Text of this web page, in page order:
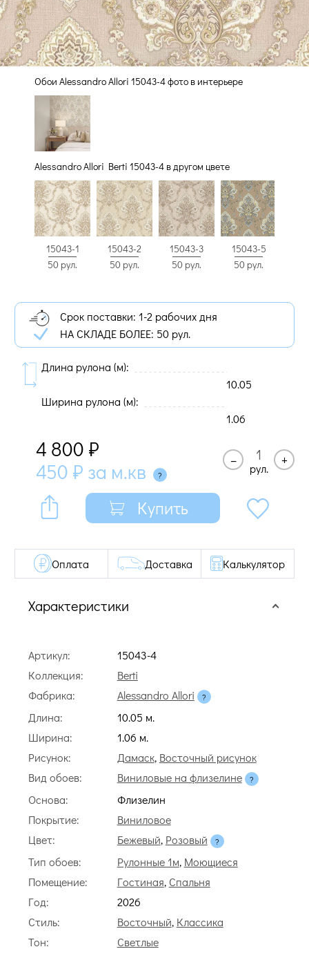
Обои Alessandro Allori 15043-4 фото в интерьере
Alessandro Allori Berti 15043-4 в другом цвете
15043-1
50 рул.
15043-2
50 рул.
15043-3
50 рул.
15043-5
50 рул.
Срок поставки: 1-2 рабочих дня
НА СКЛАДЕ БОЛЕЕ: 50 рул.
Длина рулона (м):
10.05
Ширина рулона (м):
1.06
4 800 ₽
450 ₽ за м.кв –
рул.
+
Купить
Характеристики
Артикул:
15043-4
Коллекция:
Berti
Фабрика:
Alessandro Allori
Длина:
10.05 м.
Ширина:
1.06 м.
Рисунок:
Дамаск, Восточный рисунок
Вид обоев:
Виниловые на флизелине
Основа:
Флизелин
Покрытие:
Виниловое
Цвет:
Бежевый, Розовый
Тип обоев:
Рулонные 1м, Моющиеся
Помещение:
Гостиная, Спальня
Год:
2026
Стиль:
Восточный, Классика
Тон:
Светлые
Оплата Доставка Калькулятор